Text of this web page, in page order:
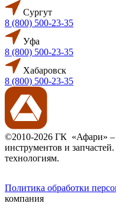
Сургут
8 (800) 500-23-35
Уфа
8 (800) 500-23-35
Хабаровск
8 (800) 500-23-35
©2010-2026 ГК «Афари» –
инструментов и
технологиям.
Политика обработки
компания